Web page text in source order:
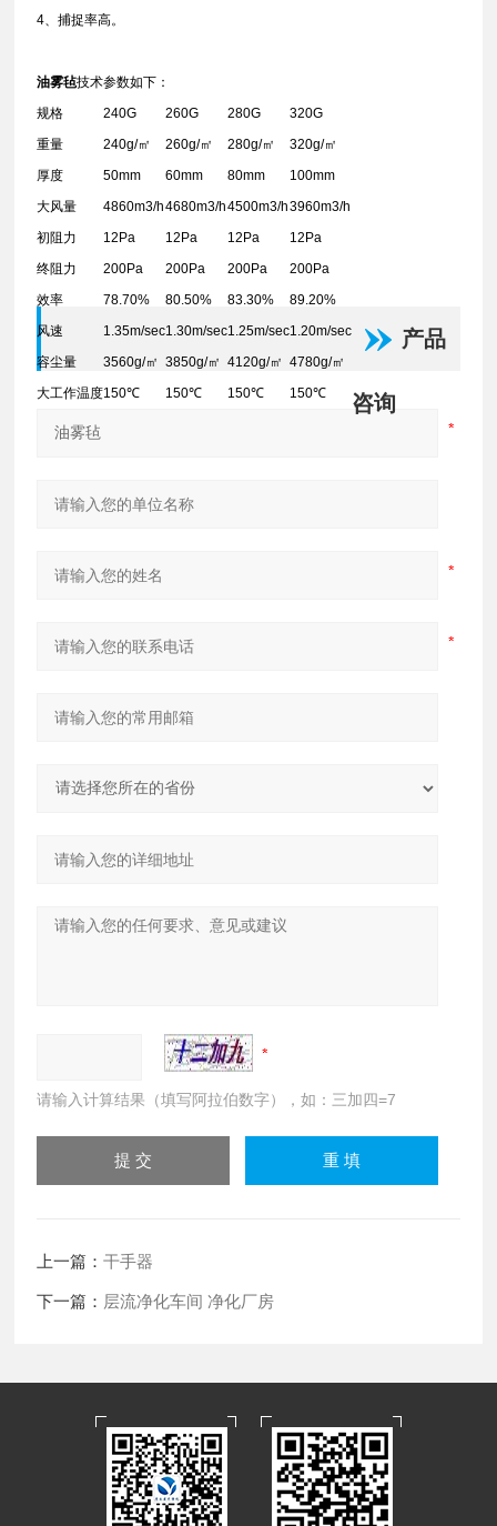
4、捕捉率高。
油雾毡技术参数如下：
规格
240G 260G 280G
320G
重量
240g/㎡ 260g/㎡ 280g/㎡
320g/㎡
厚度
50mm 60mm 80mm
100mm
大风量
4860m3/h4680m3/h4500m3/h3960m3/h
初阻力
12Pa 12Pa 12Pa
12Pa
终阻力
200Pa 200Pa 200Pa
200Pa
效率
78.70% 80.50% 83.30%
89.20%
风速
1.35m/sec1.30m/sec1.25m/sec1.20m/sec
容尘量
3560g/㎡ 3850g/㎡ 4120g/㎡
4780g/㎡
大工作温度150℃ 150℃ 150℃ 150℃
产品
咨询
请输入计算结果（填写阿拉伯数字），如：三加四=7
上一篇：干手器
下一篇： 层流净化车间 净化厂房